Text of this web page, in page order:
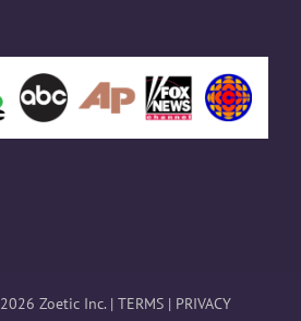
Zoetic Inc. | TERMS | PRIVACY